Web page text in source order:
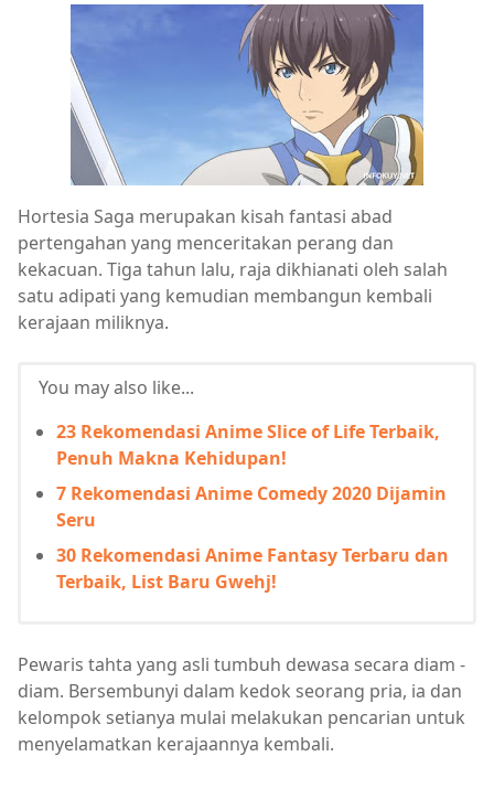
Hortesia Saga merupakan kisah fantasi abad
pertengahan yang menceritakan perang dan
kekacuan. Tiga tahun lalu, raja dikhianati oleh salah
satu adipati yang kemudian membangun kembali
kerajaan miliknya.
You may also like...
23 Rekomendasi Anime Slice of Life Terbaik,
Penuh Makna Kehidupan!
7 Rekomendasi Anime Comedy 2020 Dijamin
Seru
30 Rekomendasi Anime Fantasy Terbaru dan
Terbaik, List Baru Gwehj!
Pewaris tahta yang asli tumbuh dewasa secara diam -
diam. Bersembunyi dalam kedok seorang pria, ia dan
kelompok setianya mulai melakukan pencarian untuk
menyelamatkan kerajaannya kembali.